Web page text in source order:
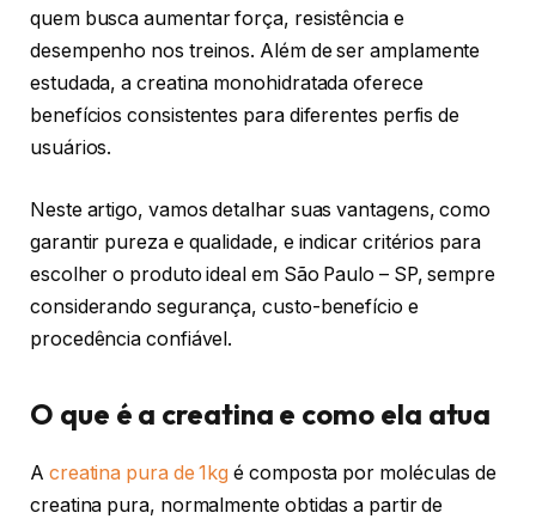
quem busca aumentar força, resistência e
desempenho nos treinos. Além de ser amplamente
estudada, a creatina monohidratada oferece
benefícios consistentes para diferentes perfis de
usuários.
Neste artigo, vamos detalhar suas vantagens, como
garantir pureza e qualidade, e indicar critérios para
escolher o produto ideal em São Paulo – SP, sempre
considerando segurança, custo-benefício e
procedência confiável.
O que é a creatina e como ela atua
A creatina pura de 1kg é composta por moléculas de
creatina pura, normalmente obtidas a partir de